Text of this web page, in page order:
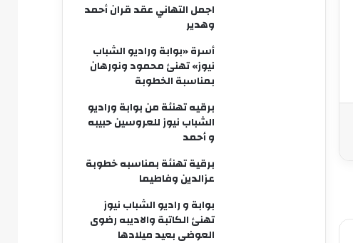
اجمل التهاني عقد قران أحمد
وهدير
أسرة «بوابة وراديو الشباب
نيوز» تهنئ محمود ونورهان
بمناسبة الخطوبة
برقيه تهنئة من بوابة وراديو
الشباب نيوز للعروسين حبيبه
و أحمد
برقية تهنئة بمناسبه خطوبة
عزالدين وفاطيما
بوابة و راديو الشباب نيوز
تهنئ الكاتبة والاديبه رضوى
العوضى بعيد ميلادها